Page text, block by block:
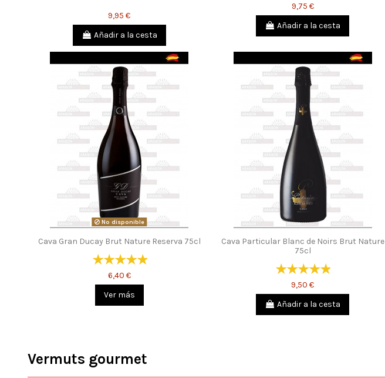
9,95 €
Añadir a la cesta
9,75 €
Añadir a la cesta
No disponible
Cava Gran Ducay Brut Nature Reserva 75cl
6,40 €
Ver más
Cava Particular Blanc de Noirs Brut Nature
75cl
9,50 €
Añadir a la cesta
Vermuts gourmet